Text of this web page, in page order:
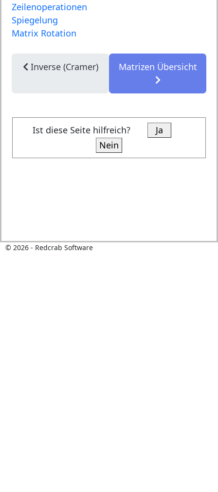
Zeilenoperationen
Spiegelung
Matrix Rotation
Inverse (Cramer) Matrizen Übersicht
Ist diese Seite hilfreich?
Ja
Nein
© 2026- Redcrab Software